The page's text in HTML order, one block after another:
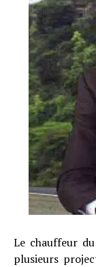
Le chauffeur
plusieurs